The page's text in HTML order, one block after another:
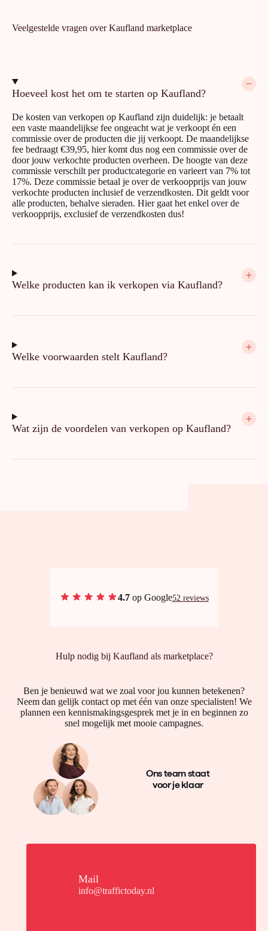
Veelgestelde vragen over Kaufland marketplace
Hoeveel kost het om te starten op Kaufland?
De kosten van verkopen op Kaufland zijn duidelijk: je betaalt
een vaste maandelijkse fee ongeacht wat je verkoopt én een
commissie over de producten die jij verkoopt. De maandelijkse
fee bedraagt €39,95, hier komt dus nog een commissie over de
door jouw verkochte producten overheen. De hoogte van deze
commissie verschilt per productcategorie en varieert van 7% tot
17%. Deze commissie betaal je over de verkoopprijs van jouw
verkochte producten inclusief de verzendkosten. Dit geldt voor
alle producten, behalve sieraden. Hier gaat het enkel over de
verkoopprijs, exclusief de verzendkosten dus!
Welke producten kan ik verkopen via Kaufland?
Welke voorwaarden stelt Kaufland?
Wat zijn de voordelen van verkopen op Kaufland?
4.7op Google52 reviews
Hulp nodig bij Kaufland als marketplace?
Ben je benieuwd wat we zoal voor jou kunnen betekenen?
Neem dan gelijk contact op met één van onze specialisten! We
plannen een kennismakingsgesprek met je in en beginnen zo
snel mogelijk met mooie campagnes.
Ons team staat
voor je klaar
Mail
info@traffictoday.nl